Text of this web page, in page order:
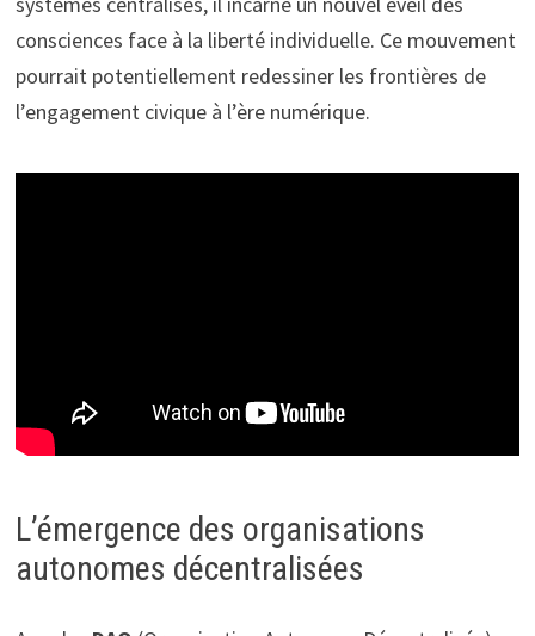
consciences face à la liberté individuelle. Ce mouvement
pourrait potentiellement redessiner les frontières de
l’engagement civique à l’ère numérique.
L’émergence des organisations
autonomes décentralisées